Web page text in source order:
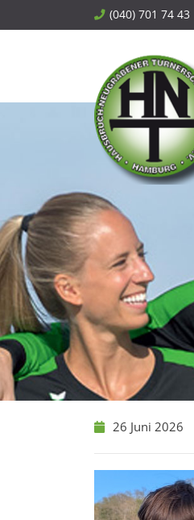
to
(040) 701 74 43
26 Juni 2026